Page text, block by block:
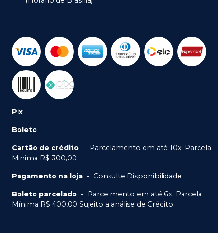
Pix
Boleto
Cartão de crédito -
Parcelamento em até 10x. Parcela
Minima R$ 300,00
Pagamento na loja - Consulte Disponibilidade
Boleto parcelado -
Parcelmento em até 6x. Parcela
Mínima R$ 400,00 Sujeito a análise de Crédito.